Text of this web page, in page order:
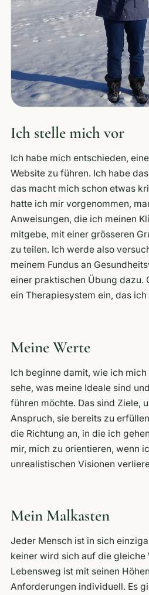
Ich stelle mich vor
Ich habe mich entschieden,
Website zu führen. Ich habe
das macht mich schon etwas
hatte ich mir vorgenommen,
Anweisungen, die ich meinen
mitgebe, mit einer grösseren
zu teilen. Ich werde also
meinem Fundus an
einer praktischen Übung dazu.
ein Therapiesystem ein, das
Meine Werte
Ich beginne damit, wie ich
sehe, was meine Ideale sind
führen möchte. Das sind Ziele,
Anspruch, sie bereits zu
die Richtung an, in die ich
mir, mich zu orientieren, wenn
unrealistischen Visionen
Mein Malkasten
Jeder Mensch ist in sich
keiner wird sich auf die gleiche
Lebensweg ist mit seinen
Anforderungen individuell. Es